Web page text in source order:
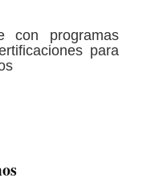
con programas
para